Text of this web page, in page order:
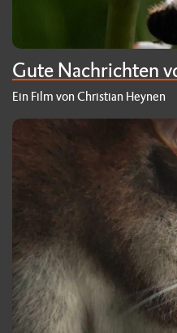
Gute Nachrichten
Ein Film von Christian Heynen